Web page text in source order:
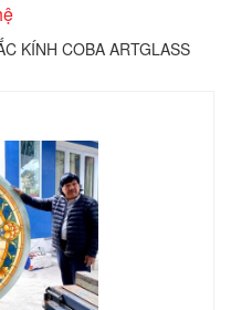
KÍNH COBA ARTGLASS